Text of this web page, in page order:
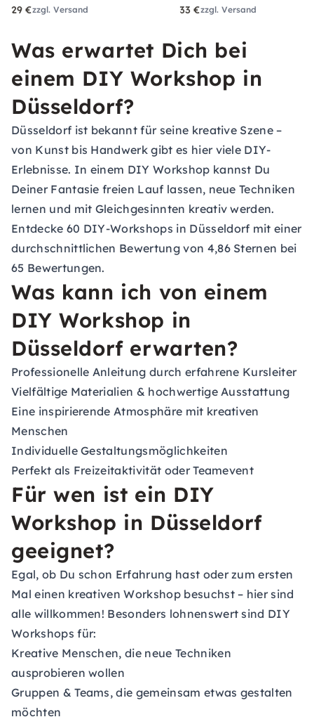
29 €zzgl. Versand 33 €zzgl. Versand
Was erwartet Dich bei
einem DIY Workshop in
Düsseldorf?
Düsseldorf ist bekannt für seine kreative Szene –
von Kunst bis Handwerk gibt es hier viele DIY-
Erlebnisse. In einem DIY Workshop kannst Du
Deiner Fantasie freien Lauf lassen, neue Techniken
lernen und mit Gleichgesinnten kreativ werden.
Entdecke 60 DIY-Workshops in Düsseldorf mit einer
durchschnittlichen Bewertung von 4,86 Sternen bei
65 Bewertungen.
Was kann ich von einem
DIY Workshop in
Düsseldorf erwarten?
Professionelle Anleitung durch erfahrene Kursleiter
Vielfältige Materialien & hochwertige Ausstattung
Eine inspirierende Atmosphäre mit kreativen
Menschen
Individuelle Gestaltungsmöglichkeiten
Perfekt als Freizeitaktivität oder Teamevent
Für wen ist ein DIY
Workshop in Düsseldorf
geeignet?
Egal, ob Du schon Erfahrung hast oder zum ersten
Mal einen kreativen Workshop besuchst – hier sind
alle willkommen! Besonders lohnenswert sind DIY
Workshops für:
Kreative Menschen, die neue Techniken
ausprobieren wollen
Gruppen & Teams, die gemeinsam etwas gestalten
möchten